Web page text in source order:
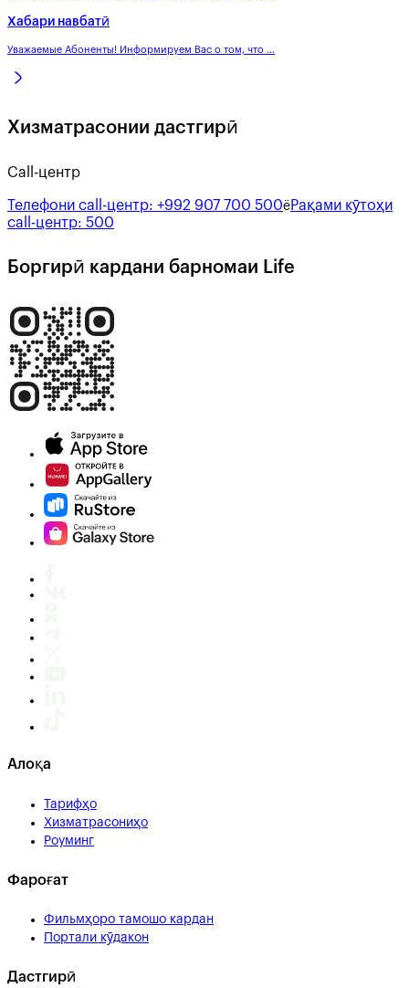
Хабари навбатӣ
Уважаемые Абоненты! Информируем Вас о том, что ...
Хизматрасонии дастгирӣ
Call-центр
Телефони call-центр: +992 907 700 500ёРақами кӯтоҳи
call-центр: 500
Боргирӣ кардани барномаи Life
Алоқа
Тарифҳо
Хизматрасониҳо
Роуминг
Фароғат
Фильмҳоро тамошо кардан
Портали кӯдакон
Дастгирӣ